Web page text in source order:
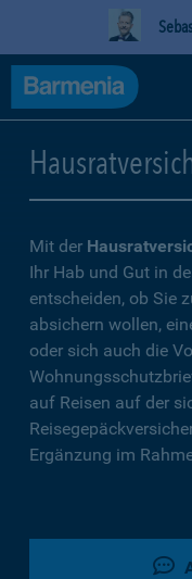
Mit der
Ihr Hab und Gut in
entscheiden, ob Sie
absichern wollen,
oder sich auch die
auf Reisen auf der
Ergänzung im